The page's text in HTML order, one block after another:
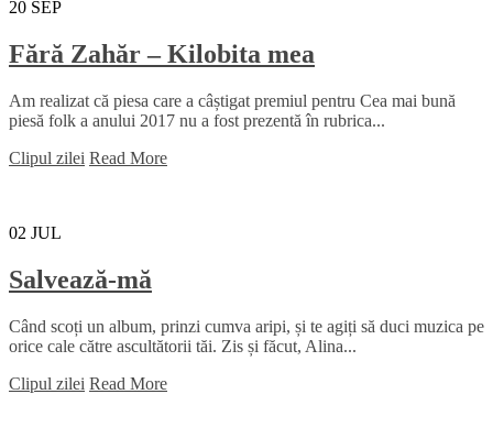
20 SEP
Fără Zahăr – Kilobita mea
Am realizat că piesa care a câștigat premiul pentru Cea mai bună
piesă folk a anului 2017 nu a fost prezentă în rubrica...
Clipul zilei Read More
02 JUL
Salvează-mă
Când scoți un album, prinzi cumva aripi, și te agiți să duci muzica pe
orice cale către ascultătorii tăi. Zis și făcut, Alina...
Clipul zilei Read More